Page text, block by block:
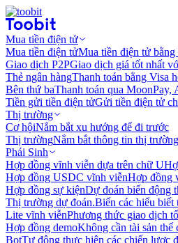
Mua tiền điện tử
Mua tiền điện tửMua tiền điện tử bằng
Giao dịch P2PGiao dịch giá tốt nhất
Thẻ ngân hàngThanh toán bằng Visa
Bên thứ baThanh toán qua MoonPay,
Tiền gửi tiền điện tửGửi tiền điện tử
Thị trường
Cơ hộiNắm bắt xu hướng để đi trước
Thị trườngNắm bắt thông tin thị
Phái Sinh
Hợp đồng vĩnh viễn dựa trên chữ U
Hợp đồng USDC vĩnh viễnHợp đồng
Hợp đồng sự kiệnDự đoán biến động
Thị trường dự đoán.Biến các hiểu biết
Lite vĩnh viễnPhương thức giao dịch
Hợp đồng demoKhông cần tài sản thế
BotTự động thực hiện các chiến lược